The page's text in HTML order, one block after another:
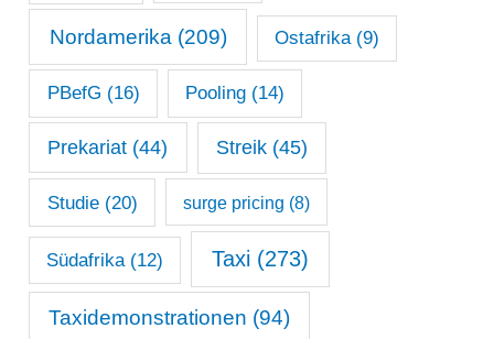
Nordamerika (209) Ostafrika(9)
PBefG (16) Pooling (14)
Prekariat (44) Streik(45)
Studie(20) surge pricing (8)
Südafrika(12) Taxi (273)
Taxidemonstrationen (94)